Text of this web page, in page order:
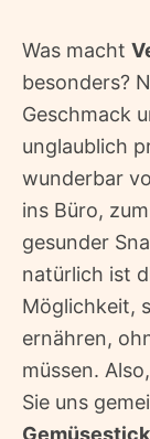
Was macht
besonders?
Geschmack
unglaublich
wunderbar
ins Büro,
gesunder
natürlich ist
Möglichkeit,
ernähren,
müssen.
Sie uns